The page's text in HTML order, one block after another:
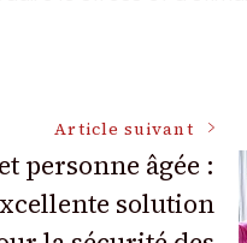
Article suivant
personne âgée :
solution